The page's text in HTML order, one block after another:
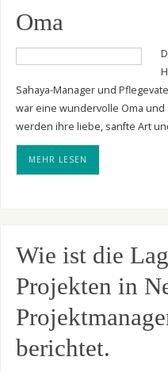
Oma
Sahaya-Manager und
war eine wundervolle Oma
werden ihre liebe, sanfte Art
MEHR LESEN
Wie ist die
Projekten in
berichtet.